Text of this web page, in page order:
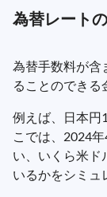
為替レート
為替手数料が含
ることのできる
例えば、日本円
こでは、2024
い、いくら米ド
いるかをシミュ